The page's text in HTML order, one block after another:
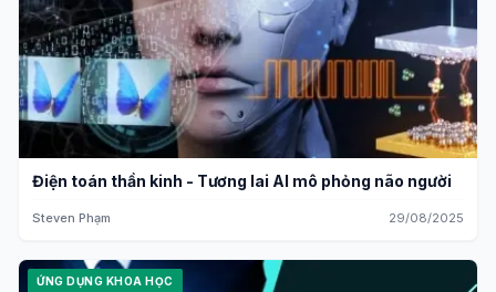
Điện toán thần kinh - Tương lai AI mô phỏng não người
Steven Phạm 29/08/2025
ỨNG DỤNG KHOA HỌC